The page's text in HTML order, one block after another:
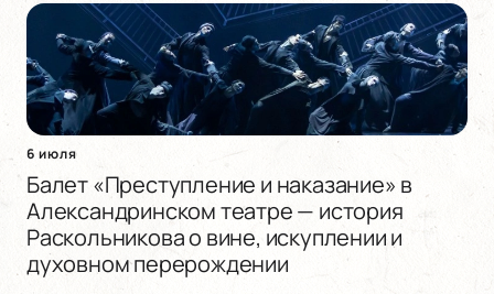
6 июля
Балет «Преступление и наказание» в
Александринском театре — история
Раскольникова о вине, искуплении и
духовном перерождении